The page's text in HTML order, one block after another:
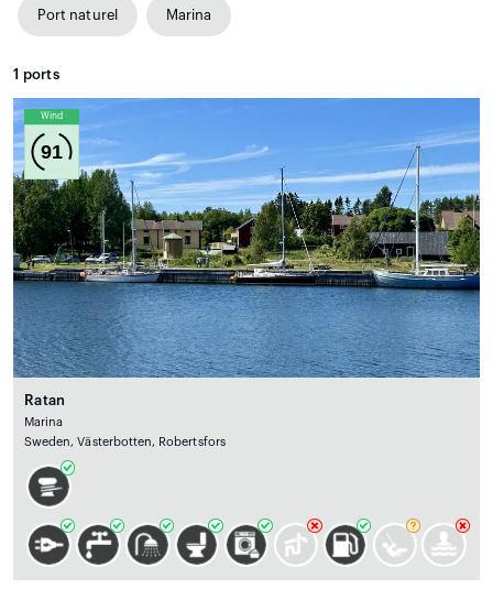
Port naturel Marina
1 ports
Wind
91
Ratan
Marina
Sweden, Västerbotten, Robertsfors